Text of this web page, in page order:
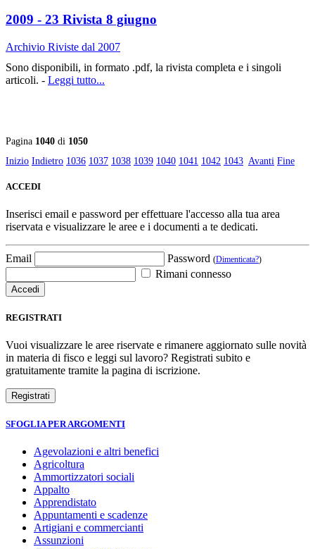
2009 - 23 Rivista 8 giugno
Archivio Riviste dal 2007
Sono disponibili, in formato .pdf, la rivista completa e i singoli
articoli. - Leggi tutto...
Pagina 1040 di 1050
Inizio Indietro 1036 1037 1038 1039 1040 1041 1042 1043 Avanti Fine
ACCEDI
Inserisci email e password per effettuare l'accesso alla tua area
riservata e visualizzare le aree e i documenti a te dedicati.
Email Password (Dimenticata?)
Rimani connesso
REGISTRATI
Vuoi visualizzare le aree riservate e rimanere aggiornato sulle novità
in materia di fisco e leggi sul lavoro? Registrati subito e
gratuitamente tramite la pagina di iscrizione.
SFOGLIA PER ARGOMENTI
Agevolazioni e altri benefici
Agricoltura
Ammortizzatori sociali
Appalto
Apprendistato
Appuntamenti e scadenze
Artigiani e commercianti
Assunzioni